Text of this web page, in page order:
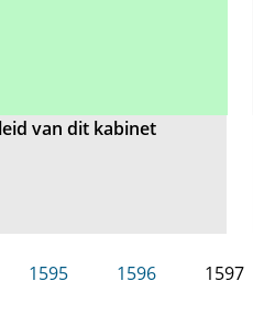
van dit kabinet
1595 1596 1597